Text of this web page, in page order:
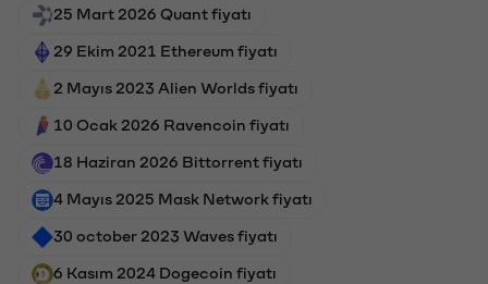
25 Mart 2026 Quant fiyatı
29 Ekim 2021 Ethereum fiyatı
2 Mayıs 2023 Alien Worlds fiyatı
10 Ocak 2026 Ravencoin fiyatı
18 Haziran 2026 Bittorrent fiyatı
4 Mayıs 2025 Mask Network fiyatı
30 october 2023 Waves fiyatı
6 Kasım 2024 Dogecoin fiyatı